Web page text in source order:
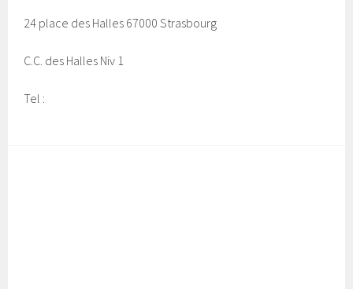
24 place des Halles 67000 Strasbourg
C.C. des Halles Niv 1
Tel :